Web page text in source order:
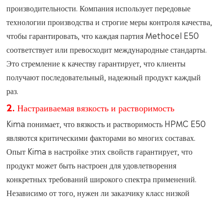
производительности. Компания использует передовые
технологии производства и строгие меры контроля качества,
чтобы гарантировать, что каждая партия Methocel E50
соответствует или превосходит международные стандарты.
Это стремление к качеству гарантирует, что клиенты
получают последовательный, надежный продукт каждый
раз.
2. Настраиваемая вязкость и растворимость
Kima понимает, что вязкость и растворимость HPMC E50
являются критическими факторами во многих составах.
Опыт Kima в настройке этих свойств гарантирует, что
продукт может быть настроен для удовлетворения
конкретных требований широкого спектра применений.
Независимо от того, нужен ли заказчику класс низкой